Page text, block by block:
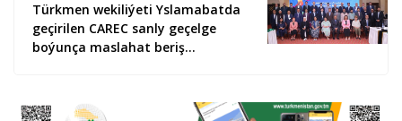
Türkmen wekiliýeti Yslamabatda
geçirilen CAREC sanly geçelge
boýunça maslahat beriş